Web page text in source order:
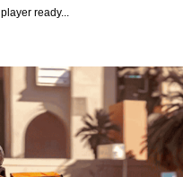
player ready...